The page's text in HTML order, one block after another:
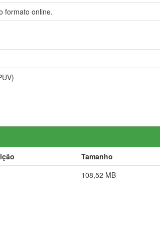
formato online.
Tamanho
108,52 MB